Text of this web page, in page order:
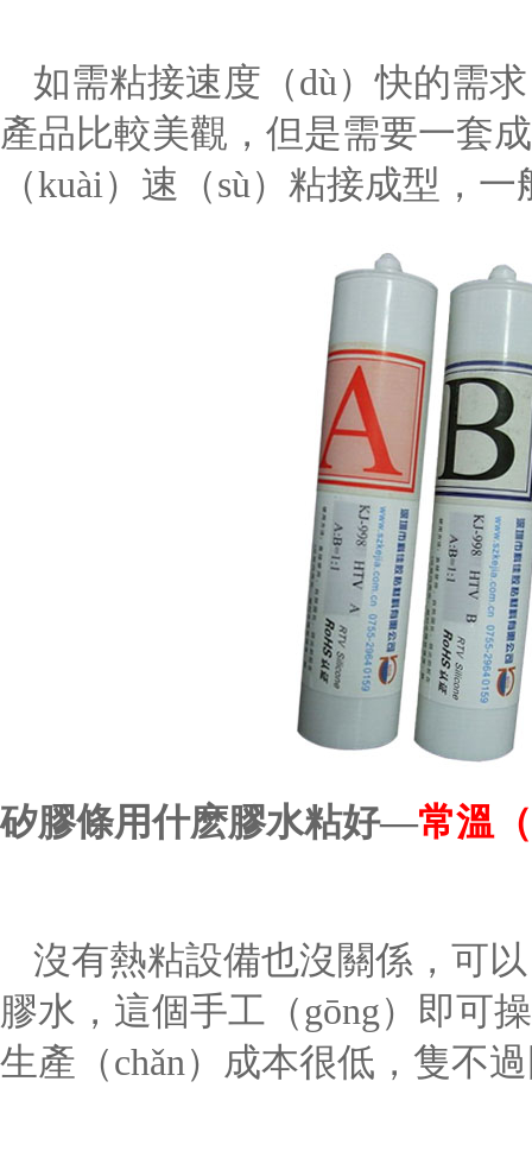
如需粘接速度（dù）快的需
產品比較美觀，但是需要一套
（kuài）速（sù）粘接成型，
矽膠條用什麽膠水粘好—常溫
沒有熱粘設備也沒關係， 可
膠水 ，這個手工（gōng）即可
生產（chǎn）成本很低，隻不